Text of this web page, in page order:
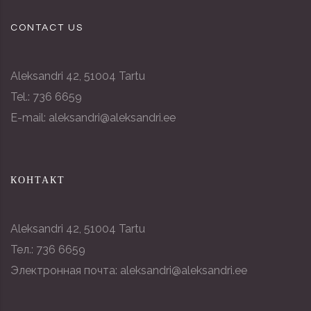
CONTACT US
Aleksandri 42, 51004 Tartu
Tel.: 736 6659
E-mail: aleksandri@aleksandri.ee
КОНТАКТ
Aleksandri 42, 51004 Tartu
Тел.: 736 6659
Электронная почта: aleksandri@aleksandri.ee